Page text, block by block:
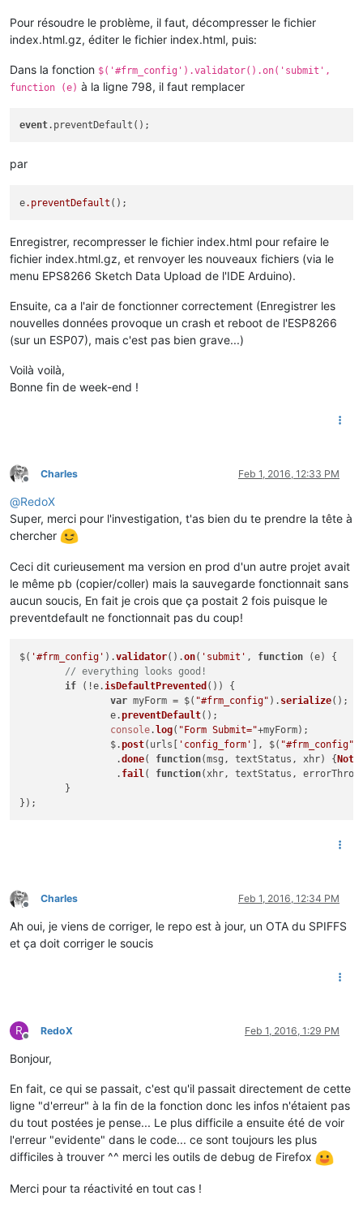
Pour résoudre le problème, il faut, décompresser le fichier
index.html.gz, éditer le fichier index.html, puis:
Dans la fonction $('#frm_config').validator().on('submit',
function (e) à la ligne 798, il faut remplacer
event
par
e.preventDefault
Enregistrer, recompresser le fichier index.html pour refaire le
fichier index.html.gz, et renvoyer les nouveaux fichiers (via le
menu EPS8266 Sketch Data Upload de l'IDE Arduino).
Ensuite, ca a l'air de fonctionner correctement (Enregistrer les
nouvelles données provoque un crash et reboot de l'ESP8266
(sur un ESP07), mais c'est pas bien grave...)
Voilà voilà,
Bonne fin de week-end !
Offline
Charles Feb 1, 2016, 12:33 PM
@RedoX
Super, merci pour l'investigation, t'as bien du te prendre la tête à
chercher
Ceci dit curieusement ma version en prod d'un autre projet avait
le même pb (copier/coller) mais la sauvegarde fonctionnait sans
aucun soucis, En fait je crois que ça postait 2 fois puisque le
preventdefault ne fonctionnait pas du coup!
$( '#frm_config' ).validator().on( 'submit' , function (e) {
// everything looks good!
if (!e. isDefaultPrevented ()) {
var myForm = $( "#frm_config" ). serialize();
		e.
preventDefault();
console.log( "Form Submit="+myForm);
		$.
post(urls[ 'config_form' ], $( "#frm_config"
		 .
done( function(msg, textStatus, xhr) {
		 .
fail ( function( xhr, textStatus,
Offline
Charles Feb 1, 2016, 12:34 PM
Ah oui, je viens de corriger, le repo est à jour, un OTA du SPIFFS
et ça doit corriger le soucis
R
Offline
RedoX Feb 1, 2016, 1:29 PM
Bonjour,
En fait, ce qui se passait, c'est qu'il passait directement de cette
ligne "d'erreur" à la fin de la fonction donc les infos n'étaient pas
du tout postées je pense... Le plus difficile a ensuite été de voir
l'erreur "evidente" dans le code... ce sont toujours les plus
difficiles à trouver ^^ merci les outils de debug de Firefox
Merci pour ta réactivité en tout cas !